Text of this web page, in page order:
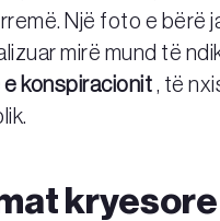
Një foto e bërë
mirë mund të
konspiracionit , të